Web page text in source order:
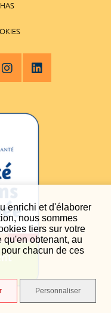
enrichi et d'élaborer
nous sommes
tiers sur votre
qu'en obtenant, au
chacun de ces
Personnaliser